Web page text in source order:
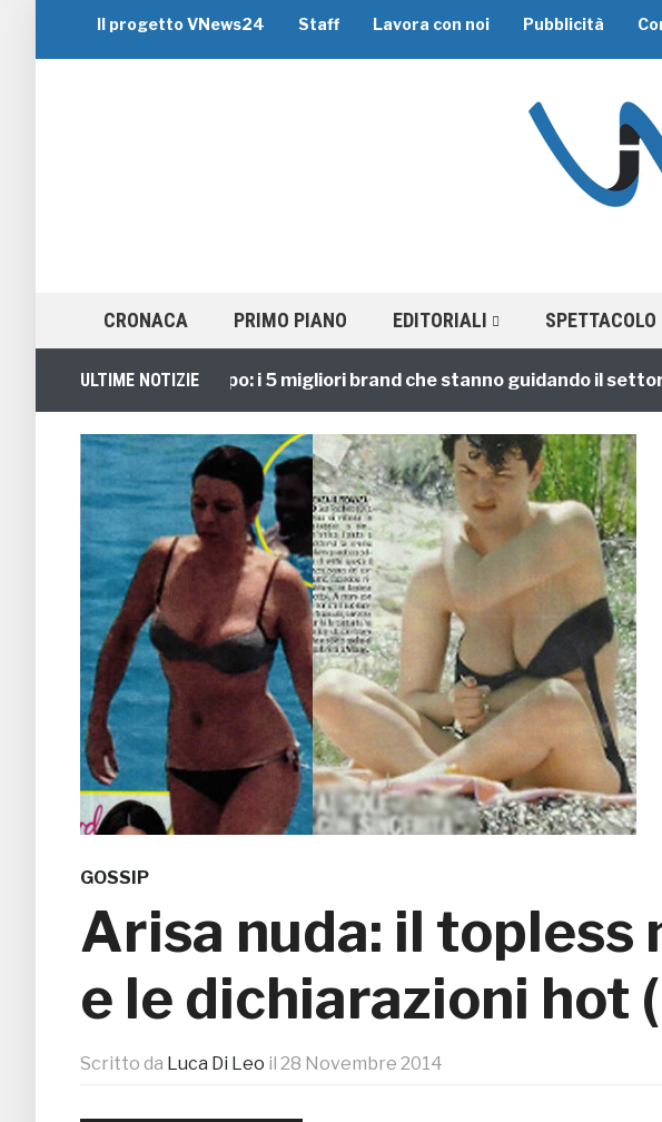
Il progetto VNews24 Staff Lavora con noi Pubblicità
CRONACA PRIMO PIANO EDITORIALI SPETTACOLO
ULTIME NOTIZIE
Viaggi di Gruppo: i 5 migliori brand che stanno guidando il settore
GOSSIP
Arisa nuda: il topless
e le dichiarazioni hot
Scritto da Luca Di Leo il 28 Novembre 2014